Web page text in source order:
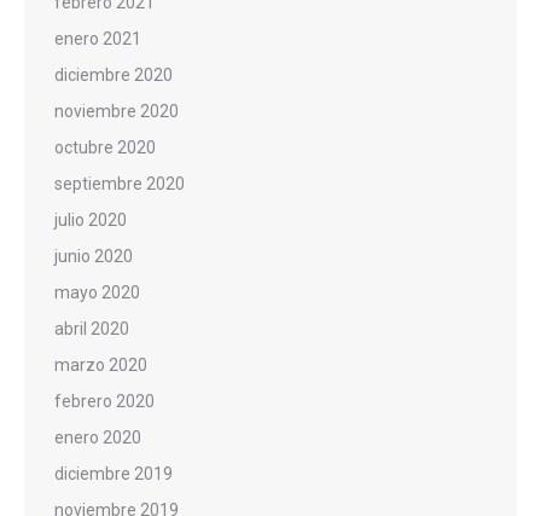
enero 2021
diciembre 2020
noviembre 2020
octubre 2020
septiembre 2020
julio 2020
junio 2020
mayo 2020
abril 2020
marzo 2020
febrero 2020
enero 2020
diciembre 2019
noviembre 2019